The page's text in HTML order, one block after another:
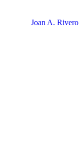
Joan A. Rivero